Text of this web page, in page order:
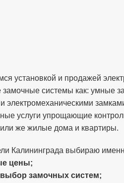
установкой и продажей
замочные системы как: умные
электромеханическими
услуги упрощающие
же жилые дома и квартиры.
Калининграда выбираю
цены;
замочных систем;